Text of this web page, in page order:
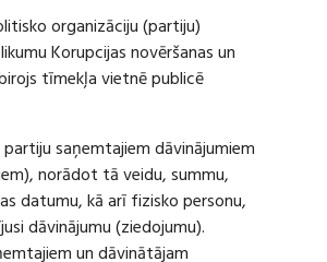
organizāciju (partiju)
Korupcijas novēršanas un
tīmekļa vietnē publicē
partiju saņemtajiem dāvinājumiem
norādot tā veidu, summu,
datumu, kā arī fizisko personu,
dāvinājumu (ziedojumu).
un dāvinātājam